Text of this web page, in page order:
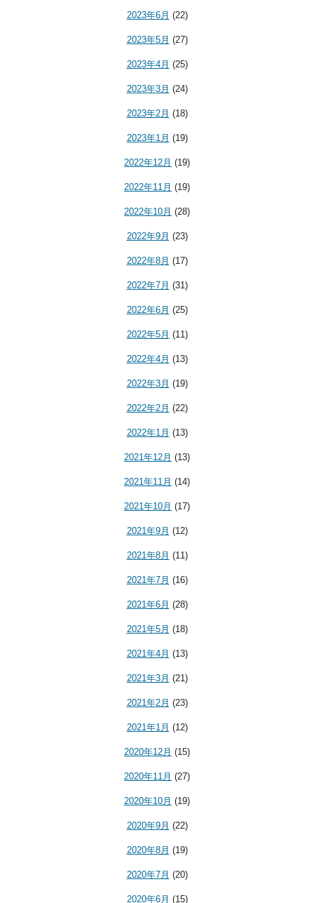
2023年6月 (22)
2023年5月 (27)
2023年4月 (25)
2023年3月 (24)
2023年2月 (18)
2023年1月 (19)
2022年12月 (19)
2022年11月 (19)
2022年10月 (28)
2022年9月 (23)
2022年8月 (17)
2022年7月 (31)
2022年6月 (25)
2022年5月 (11)
2022年4月 (13)
2022年3月 (19)
2022年2月 (22)
2022年1月 (13)
2021年12月 (13)
2021年11月 (14)
2021年10月 (17)
2021年9月 (12)
2021年8月 (11)
2021年7月 (16)
2021年6月 (28)
2021年5月 (18)
2021年4月 (13)
2021年3月 (21)
2021年2月 (23)
2021年1月 (12)
2020年12月 (15)
2020年11月 (27)
2020年10月 (19)
2020年9月 (22)
2020年8月 (19)
2020年7月 (20)
2020年6月 (15)